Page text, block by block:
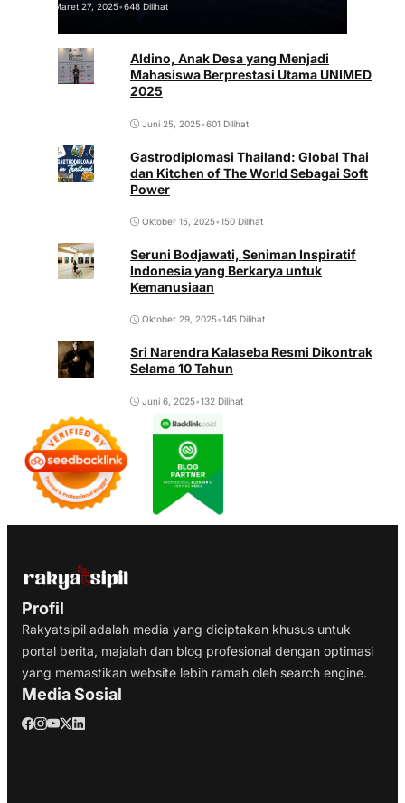
Maret 27, 2025•648 Dilihat
Aldino, Anak Desa yang Menjadi
Mahasiswa Berprestasi Utama UNIMED
2025
Juni 25, 2025•601 Dilihat
Gastrodiplomasi Thailand: Global Thai
dan Kitchen of The World Sebagai Soft
Power
Oktober 15, 2025•150 Dilihat
Seruni Bodjawati, Seniman Inspiratif
Indonesia yang Berkarya untuk
Kemanusiaan
Oktober 29, 2025•145 Dilihat
Sri Narendra Kalaseba Resmi Dikontrak
Selama 10 Tahun
Juni 6, 2025•132 Dilihat
Profil
Rakyatsipil adalah media yang diciptakan khusus untuk
portal berita, majalah dan blog profesional dengan optimasi
yang memastikan website lebih ramah oleh search engine.
Media Sosial